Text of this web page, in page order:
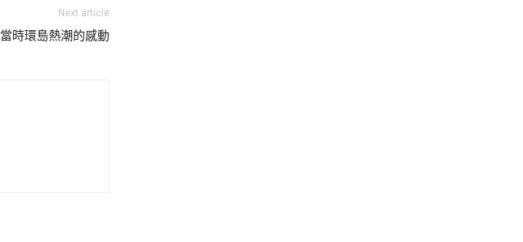
Next article
當時環島熱潮的感動